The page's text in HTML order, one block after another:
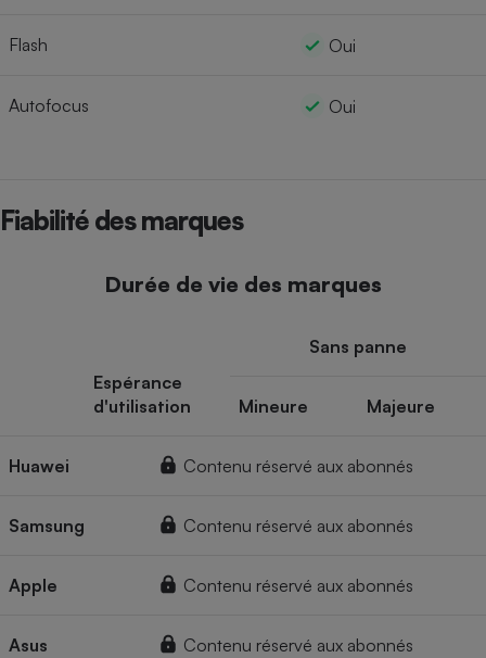
Flash Oui
Autofocus Oui
Fiabilité des marques
Durée de vie des marques
Espérance
d'utilisation
Sans panne
Mineure Majeure
Huawei Contenu réservé aux abonnés
Samsung Contenu réservé aux abonnés
Apple Contenu réservé aux abonnés
Asus Contenu réservé aux abonnés